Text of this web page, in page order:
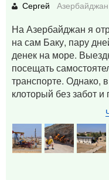
Сергей Азербайджан
На Азербайджан я
на сам Баку, пару
денек на море.
посещать
транспорте. Однако,
клоторый без забот и